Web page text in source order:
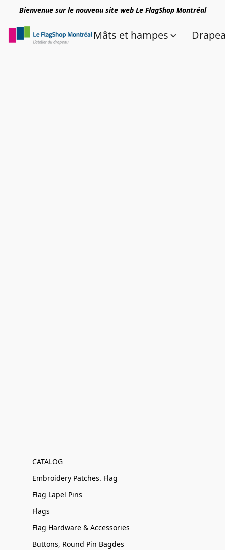
Bienvenue sur le nouveau site web Le FlagShop Montréal
Mâts et hampes
CATALOG
Embroidery Patches. Flag
Flag Lapel Pins
Flags
Flag Hardware & Accessories
Buttons, Round Pin Bagdes